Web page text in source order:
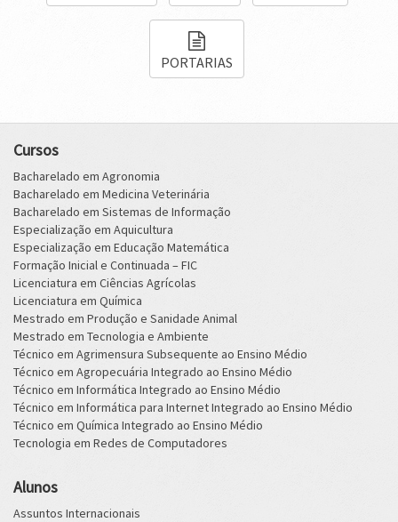
PORTARIAS
Cursos
Bacharelado em Agronomia
Bacharelado em Medicina Veterinária
Bacharelado em Sistemas de Informação
Especialização em Aquicultura
Especialização em Educação Matemática
Formação Inicial e Continuada – FIC
Licenciatura em Ciências Agrícolas
Licenciatura em Química
Mestrado em Produção e Sanidade Animal
Mestrado em Tecnologia e Ambiente
Técnico em Agrimensura Subsequente ao Ensino Médio
Técnico em Agropecuária Integrado ao Ensino Médio
Técnico em Informática Integrado ao Ensino Médio
Técnico em Informática para Internet Integrado ao Ensino Médio
Técnico em Química Integrado ao Ensino Médio
Tecnologia em Redes de Computadores
Alunos
Assuntos Internacionais